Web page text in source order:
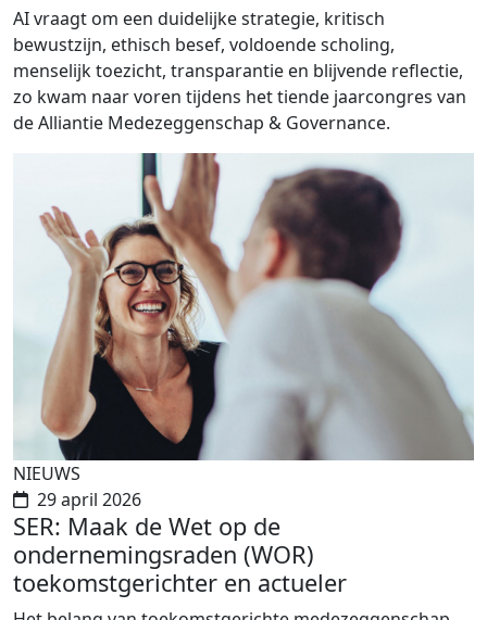
AI vraagt om een duidelijke strategie, kritisch
bewustzijn, ethisch besef, voldoende scholing,
menselijk toezicht, transparantie en blijvende reflectie,
zo kwam naar voren tijdens het tiende jaarcongres van
de Alliantie Medezeggenschap & Governance.
NIEUWS
29 april 2026
SER: Maak de Wet op de
ondernemingsraden (WOR)
toekomstgerichter en actueler